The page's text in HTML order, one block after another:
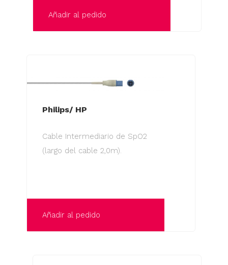
Añadir al pedido
Philips/ HP
Cable Intermediario de SpO2
(largo del cable 2,0m).
Añadir al pedido